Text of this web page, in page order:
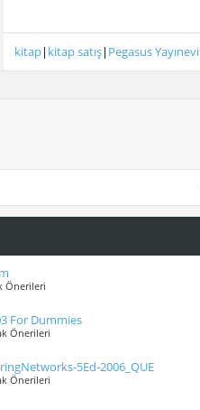
kitap| kitap satış| Pegasus Yayınevi
Önerileri
For Dummies
Önerileri
5Ed-2006_QUE
Önerileri